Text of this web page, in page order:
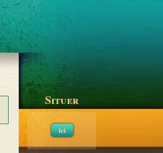
Situer
ici